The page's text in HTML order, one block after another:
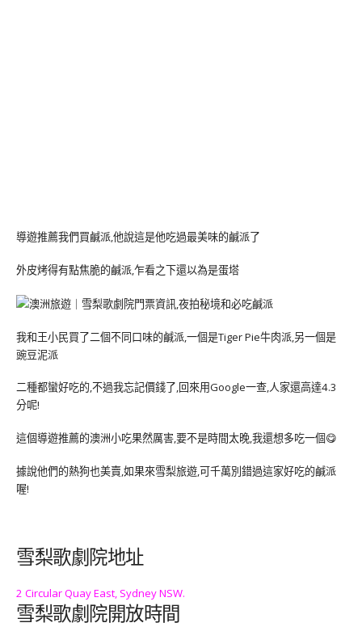
導遊推薦我們買鹹派,他說這是他吃過最美味的鹹派了
外皮烤得有點焦脆的鹹派,乍看之下還以為是蛋塔
我和王小民買了二個不同口味的鹹派,一個是Tiger Pie牛肉派,另一個是
豌豆泥派
二種都蠻好吃的,不過我忘記價錢了,回來用Google一查,人家還高達4.3
分呢!
這個導遊推薦的澳洲小吃果然厲害,要不是時間太晚,我還想多吃一個😋
據說他們的熱狗也美賣,如果來雪梨旅遊,可千萬別錯過這家好吃的鹹派
喔!
雪梨歌劇院地址
2 Circular Quay East, Sydney NSW.
雪梨歌劇院開放時間